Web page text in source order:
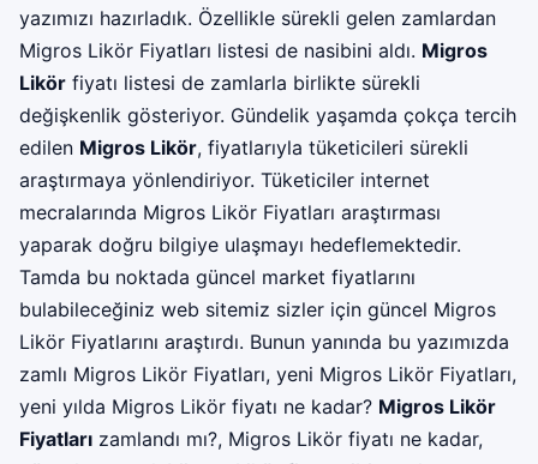
yazımızı hazırladık. Özellikle sürekli gelen zamlardan
Migros Likör Fiyatları listesi de nasibini aldı. Migros
Likör fiyatı listesi de zamlarla birlikte sürekli
değişkenlik gösteriyor. Gündelik yaşamda çokça tercih
edilen Migros Likör, fiyatlarıyla tüketicileri sürekli
araştırmaya yönlendiriyor. Tüketiciler internet
mecralarında Migros Likör Fiyatları araştırması
yaparak doğru bilgiye ulaşmayı hedeflemektedir.
Tamda bu noktada güncel market fiyatlarını
bulabileceğiniz web sitemiz sizler için güncel Migros
Likör Fiyatlarını araştırdı. Bunun yanında bu yazımızda
zamlı Migros Likör Fiyatları, yeni Migros Likör Fiyatları,
yeni yılda Migros Likör fiyatı ne kadar? Migros Likör
Fiyatları zamlandı mı?, Migros Likör fiyatı ne kadar,